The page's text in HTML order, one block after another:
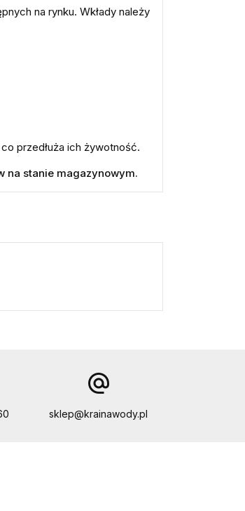
na rynku. Wkłady należy
przedłuża ich żywotność.
na stanie magazynowym.
alternate_email
sklep@krainawody.pl